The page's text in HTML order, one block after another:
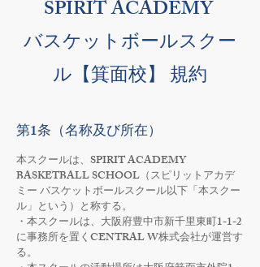
SPIRIT ACADEMY
​バスケットボールスクー
ル【箕面校】 規約
第1条（名称及び所在）
本スクールは、SPIRIT ACADEMY
BASKETBALL SCHOOL（スピリットアカデ
ミー バスケットボールスクール以下「本スクー
ル」という）と称する。
・本スクールは、大阪府豊中市新千里東町1-1-2
に事務所を置くCENTRAL W株式会社が運営す
る。